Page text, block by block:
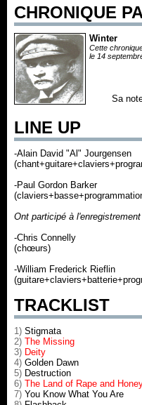
CHRONIQUE
Winter
Cette
le 14
Sa
LINE UP
-Alain David "Al" Jourgensen
-Paul Gordon Barker
Ont participé à l'enregistrement
-Chris Connelly
(chœurs)
-William Frederick Rieflin
TRACKLIST
1) Stigmata
2) The Missing
3) Deity
4) Golden Dawn
5) Destruction
6) The Land of Rape and
7) You Know What You Are